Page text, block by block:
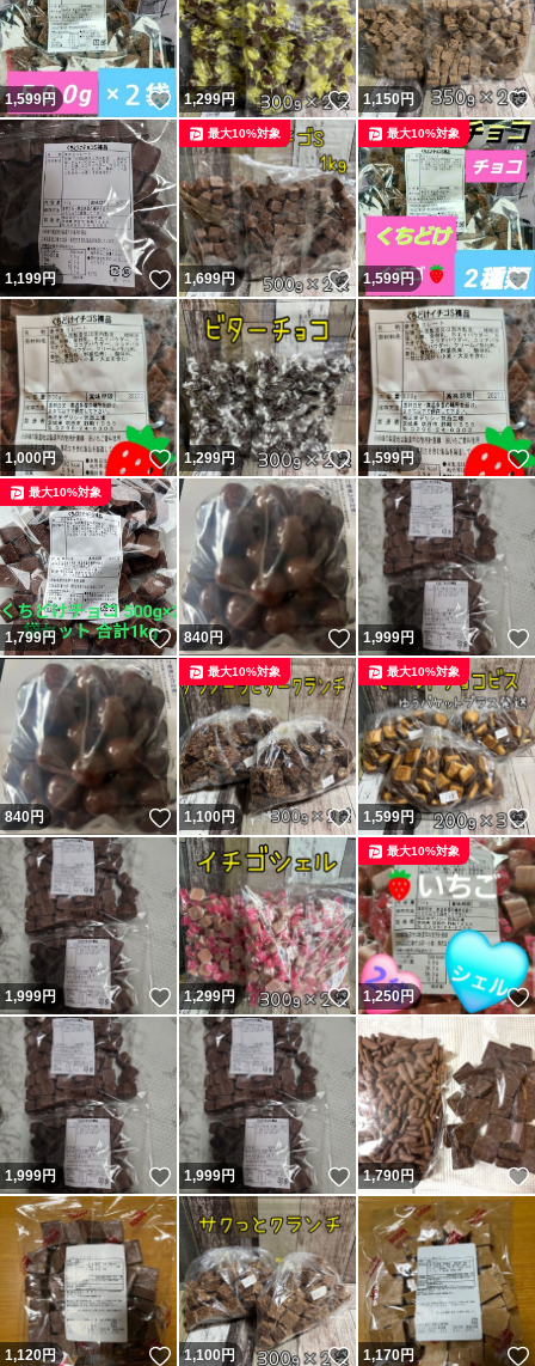
1,599円 いいね！
1,299円 いいね！
1,150円
1,199円 いいね！
1,699円 いいね！
最大10%対象
1,599円
最大10%対象
1,000円 いいね！
1,299円 いいね！
1,599円
1,799円 いいね！
最大10%対象
840円 いいね！
1,999円
840円 いいね！
1,100円 いいね！
最大10%対象
1,599円
最大10%対象
1,999円 いいね！
1,299円 いいね！
1,250円
最大10%対象
1,999円 いいね！
1,999円 いいね！
1,790円
1,120円 いいね！
1,100円 いいね！
1,170円